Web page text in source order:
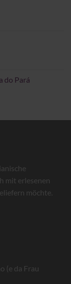
do Pará
mit erlesenen
möchte.
(e da Frau